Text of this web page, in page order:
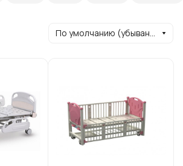
По умолчанию (убывание)